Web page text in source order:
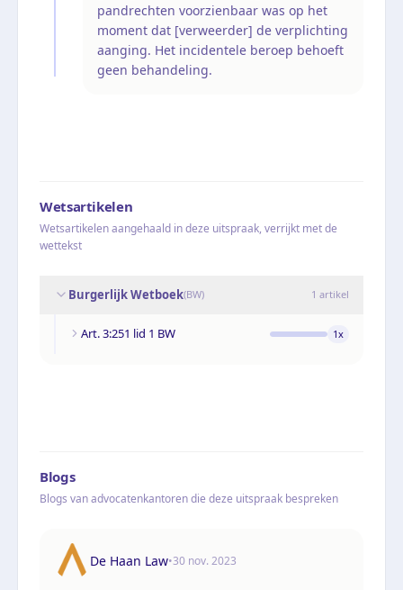
pandrechten voorzienbaar was op het
moment dat [verweerder] de verplichting
aanging. Het incidentele beroep behoeft
geen behandeling.
Wetsartikelen
Wetsartikelen aangehaald in deze uitspraak, verrijkt met de
wettekst
Burgerlijk Wetboek(BW) 1 artikel
Art. 3:251 lid 1 BW 1x
Blogs
Blogs van advocatenkantoren die deze uitspraak bespreken
De Haan Law•30 nov. 2023